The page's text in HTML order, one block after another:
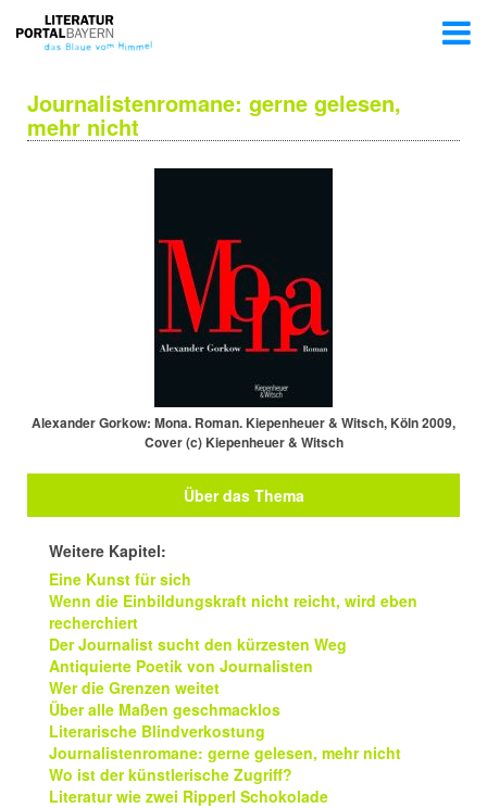
Journalistenromane: gerne gelesen,
mehr nicht
Alexander Gorkow: Mona. Roman. Kiepenheuer & Witsch, Köln 2009,
Cover (c) Kiepenheuer & Witsch
Über das Thema
Weitere Kapitel:
Eine Kunst für sich
Wenn die Einbildungskraft nicht reicht, wird eben
recherchiert
Der Journalist sucht den kürzesten Weg
Antiquierte Poetik von Journalisten
Wer die Grenzen weitet
Über alle Maßen geschmacklos
Literarische Blindverkostung
Journalistenromane: gerne gelesen, mehr nicht
Wo ist der künstlerische Zugriff?
Literatur wie zwei Ripperl Schokolade